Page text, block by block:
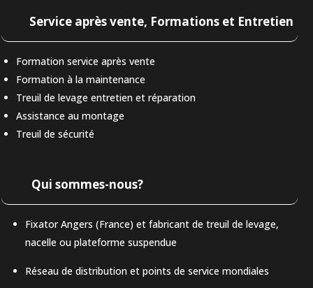
Service après vente, Formations et Entretien
Formation service après vente
Formation à la maintenance
Treuil de levage entretien et réparation
Assistance au montage
Treuil de sécurité
Qui sommes-nous?
Fixator Angers (France) et fabricant de treuil de levage,
nacelle ou plateforme suspendue
Réseau de distribution et points de service mondiales